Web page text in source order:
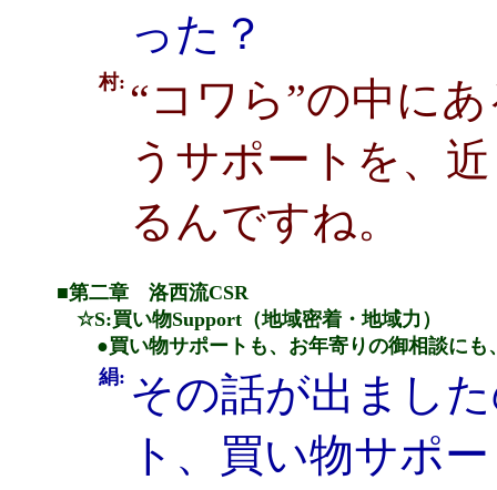
った？
村: “コワら”の中に
うサポートを、
るんですね。
■第二章 洛西流CSR
☆S:買い物Support（地域密着・地域力）
●買い物サポートも、お年寄りの御相談にも
絹: その話が出まし
ト、買い物サポ